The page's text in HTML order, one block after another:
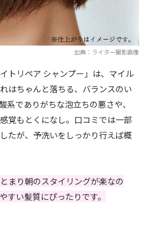
出典：ライター撮影画像
トリペア シャンプー」は、マイル
はちゃんと落ちる、バランスのい
系でありがちな泡立ちの悪さや、
覚もとくになし。口コミでは一部
たが、予洗いをしっかり行えば概
まり朝のスタイリングが楽なの
すい髪質にぴったりです。